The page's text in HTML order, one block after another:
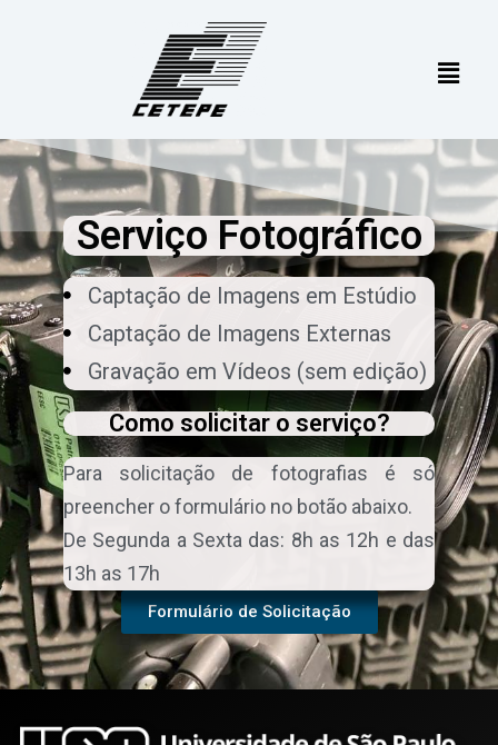
Serviço Fotográfico
Captação de Imagens em Estúdio
Captação de Imagens Externas
Gravação em Vídeos (sem edição)
Como solicitar o serviço?
Para solicitação de fotografias é só
preencher o formulário no botão abaixo.
De Segunda a Sexta das: 8h as 12h e das
13h as 17h
Formulário de Solicitação